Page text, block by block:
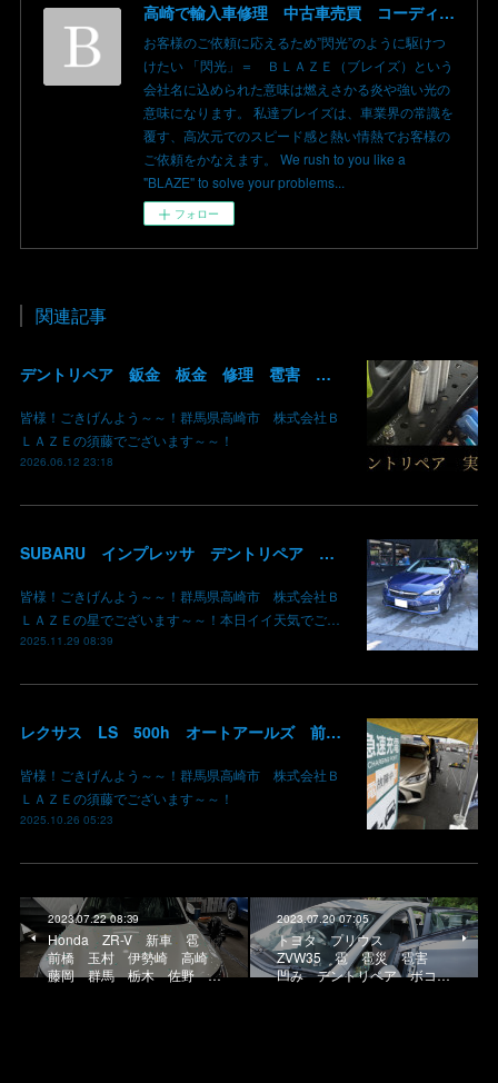
高崎で輸入車修理 中古車売買 コーディングならBLAZE（ブレイズ）へ│BLAZE Total Car Support & Modify in Takasaki Gunma
お客様のご依頼に応えるため”閃光”のように駆けつ
けたい 「閃光」＝ ＢＬＡＺＥ（ブレイズ）という
会社名に込められた意味は燃えさかる炎や強い光の
意味になります。 私達ブレイズは、車業界の常識を
覆す、高次元でのスピード感と熱い情熱でお客様の
ご依頼をかなえます。 We rush to you like a
"BLAZE" to solve your problems...
フォロー
関連記事
デントリペア 鈑金 板金 修理 雹害 ヒョウ 埼玉県 入間市 飯能市 神奈川県 横浜市 入庫可能 即 修理 群馬 高崎
皆様！ごきげんよう～～！群馬県高崎市 株式会社Ｂ
ＬＡＺＥの須藤でございます～～！
2026.06.12 23:18
SUBARU インプレッサ デントリペア 雹災修理完了 群馬県 高崎市 株式会社BLAZE
皆様！ごきげんよう～～！群馬県高崎市 株式会社Ｂ
ＬＡＺＥの星でございます～～！本日イイ天気でご…
2025.11.29 08:39
レクサス LS 500h オートアールズ 前橋みなみモール店 パワーモールフェス イベント デントリペア 鈑金修理 塗装 出店 キズ へこみ 国産車 輸入車 雹 群馬 高崎 前橋
皆様！ごきげんよう～～！群馬県高崎市 株式会社Ｂ
ＬＡＺＥの須藤でございます～～！
2025.10.26 05:23
2023.07.22 08:39
Honda ZR-V 新車 雹
前橋 玉村 伊勢崎 高崎
藤岡 群馬 栃木 佐野 …
2023.07.20 07:05
トヨタ プリウス
ZVW35 雹 雹災 雹害
凹み デントリペア ボコ…